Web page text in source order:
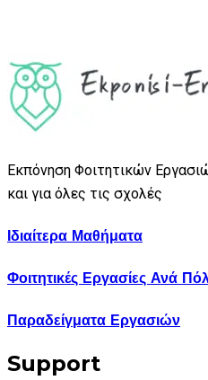
Εκπόνηση Φοιτητικών
και για όλες τις σχολές
Ιδιαίτερα Μαθήματα
Φοιτητικές Εργασίες Ανά
Παραδείγματα Εργασιών
Support